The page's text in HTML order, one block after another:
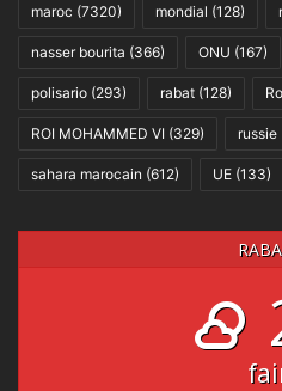
maroc (7320) mondial (128)
nasser bourita (366) ONU (167)
polisario (293) rabat (128)
ROI MOHAMMED VI (329) russie
sahara marocain (612) UE (133)